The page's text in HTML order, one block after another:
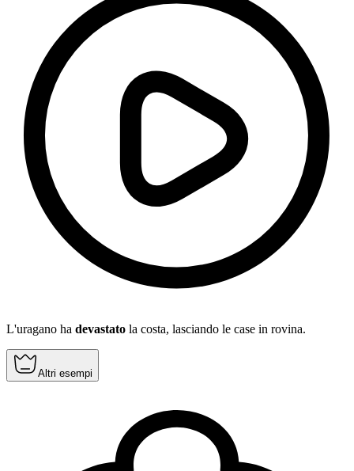
L'uragano ha devastato la costa, lasciando le case in rovina.
Altri esempi